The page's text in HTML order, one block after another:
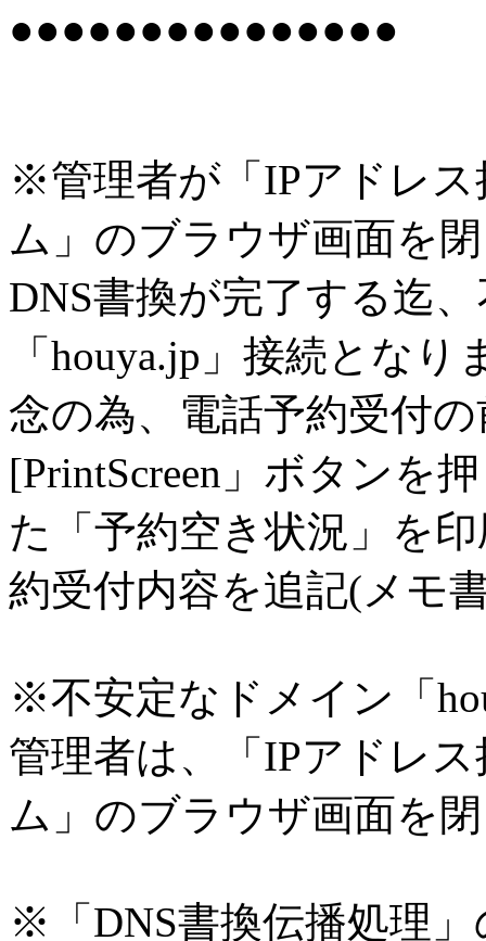
●●●●●●●●●●●●●●●
※管理者が「IPアドレ
ム」のブラウザ画面を
DNS書換が完了する迄
「houya.jp」接続となり
念の為、電話予約受付
[PrintScreen」ボタンを
た「予約空き状況」を
約受付内容を追記(メモ
※不安定なドメイン「
管理者は、「IPアドレ
ム」のブラウザ画面を
※「DNS書換伝播処理